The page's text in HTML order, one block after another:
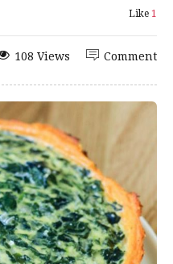
Like 1
Comment
108 Views